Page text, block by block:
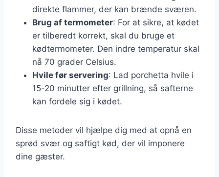
direkte flammer, der kan brænde sværen.
Brug af termometer: For at sikre, at kødet
er tilberedt korrekt, skal du bruge et
kødtermometer. Den indre temperatur skal
nå 70 grader Celsius.
Hvile før servering: Lad porchetta hvile i
15-20 minutter efter grillning, så safterne
kan fordele sig i kødet.
Disse metoder vil hjælpe dig med at opnå en
sprød svær og saftigt kød, der vil imponere
dine gæster.